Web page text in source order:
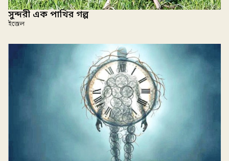
সুন্দরী এক পাখির গল্প
ইজেল